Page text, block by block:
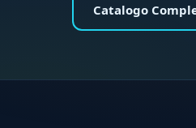
Catalogo